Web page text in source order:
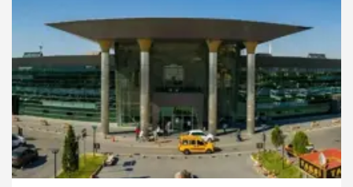
31.07.2026 Bursa